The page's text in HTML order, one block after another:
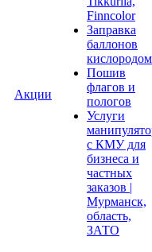
Акции
Finncolor
Заправка
баллонов
кислородом
Пошив
флагов и
пологов
Услуги
с КМУ для
бизнеса и
частных
заказов |
Мурманск,
область,
ЗАТО